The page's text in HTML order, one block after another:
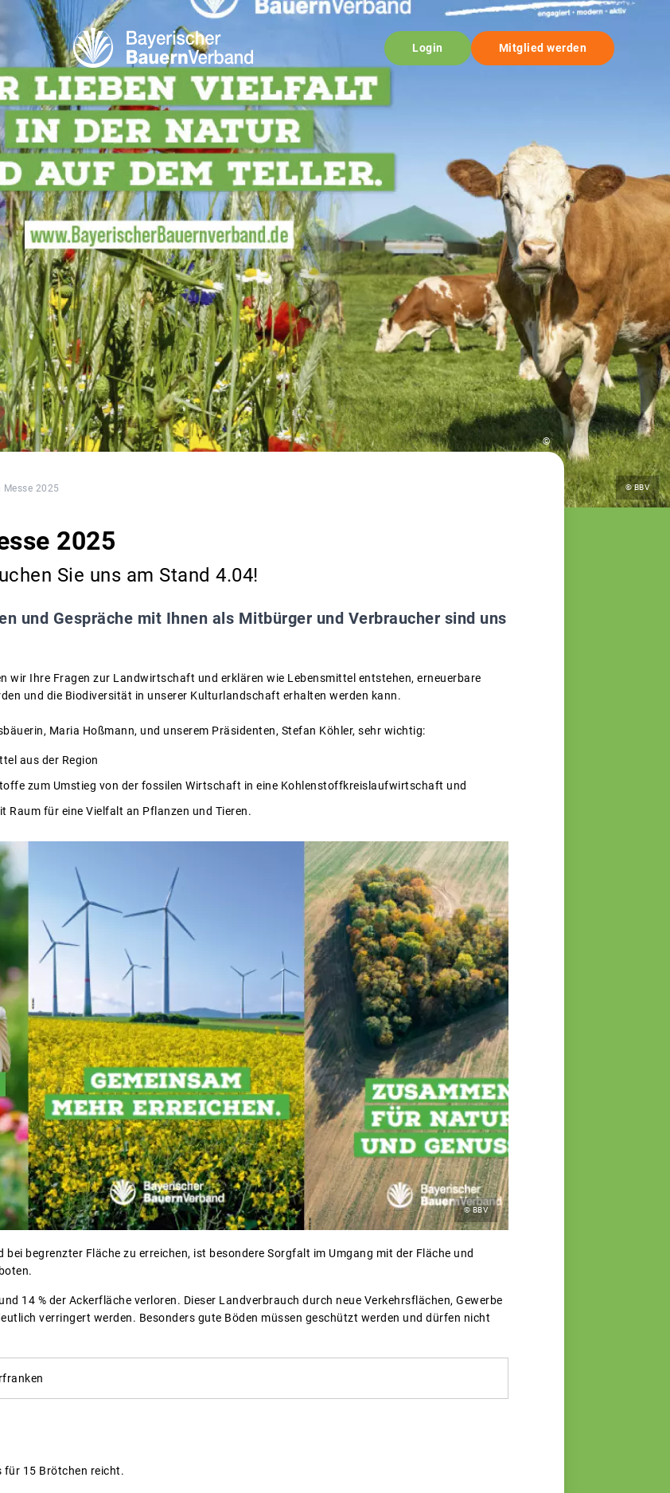
Login Mitglied werden
© BBV
©
Messe 2025
2025
Sie uns am Stand 4.04!
und Gespräche mit Ihnen als Mitbürger und Verbraucher sind uns
wir Ihre Fragen zur Landwirtschaft und erklären wie Lebensmittel entstehen, erneuerbare
und die Biodiversität in unserer Kulturlandschaft erhalten werden kann.
Maria Hoßmann, und unserem Präsidenten, Stefan Köhler, sehr wichtig:
aus der Region
zum Umstieg von der fossilen Wirtschaft in eine Kohlenstoffkreislaufwirtschaft und
für eine Vielfalt an Pflanzen und Tieren.
© BBV
bei begrenzter Fläche zu erreichen, ist besondere Sorgfalt im Umgang mit der Fläche und
14 % der Ackerfläche verloren. Dieser Landverbrauch durch neue Verkehrsflächen, Gewerbe
verringert werden. Besonders gute Böden müssen geschützt werden und dürfen nicht
für 15 Brötchen reicht.